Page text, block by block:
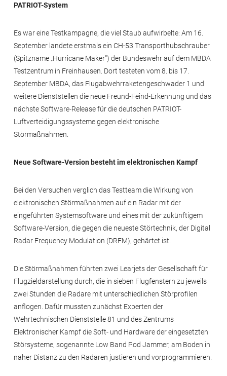
PATRIOT-System
Es war eine Testkampagne, die viel Staub aufwirbelte: Am 16.
September landete erstmals ein CH-53 Transporthubschrauber
(Spitzname „Hurricane Maker“) der Bundeswehr auf dem MBDA
Testzentrum in Freinhausen. Dort testeten vom 8. bis 17.
September MBDA, das Flugabwehrraketengeschwader 1 und
weitere Dienststellen die neue Freund-Feind-Erkennung und das
nächste Software-Release für die deutschen PATRIOT-
Luftverteidigungssysteme gegen elektronische
Störmaßnahmen.
Neue Software-Version besteht im elektronischen Kampf
Bei den Versuchen verglich das Testteam die Wirkung von
elektronischen Störmaßnahmen auf ein Radar mit der
eingeführten Systemsoftware und eines mit der zukünftigem
Software-Version, die gegen die neueste Störtechnik, der Digital
Radar Frequency Modulation (DRFM), gehärtet ist.
Die Störmaßnahmen führten zwei Learjets der Gesellschaft für
Flugzieldarstellung durch, die in sieben Flugfenstern zu jeweils
zwei Stunden die Radare mit unterschiedlichen Störprofilen
anflogen. Dafür mussten zunächst Experten der
Wehrtechnischen Dienststelle 81 und des Zentrums
Elektronischer Kampf die Soft- und Hardware der eingesetzten
Störsysteme, sogenannte Low Band Pod Jammer, am Boden in
naher Distanz zu den Radaren justieren und vorprogrammieren.